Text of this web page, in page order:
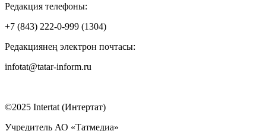
Редакция телефоны:
+7 (843) 222-0-999 (1304)
Редакциянең электрон почтасы:
infotat@tatar-inform.ru
©2025 Intertat (Интертат)
Учредитель АО «Татмедиа»